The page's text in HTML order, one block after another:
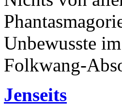
Unbewusste
Folkwang-
Jenseits